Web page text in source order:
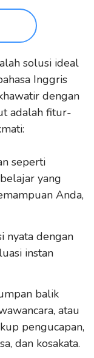
solusi ideal
Inggris
dengan
adalah fitur-
seperti
yang
Anda,
nyata dengan
instan
balik
atau
pengucapan,
dan kosakata.